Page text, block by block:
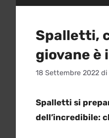
Spalletti,
giovane è
18 Settembre 2022 di
Spalletti si
dell’incredibile: